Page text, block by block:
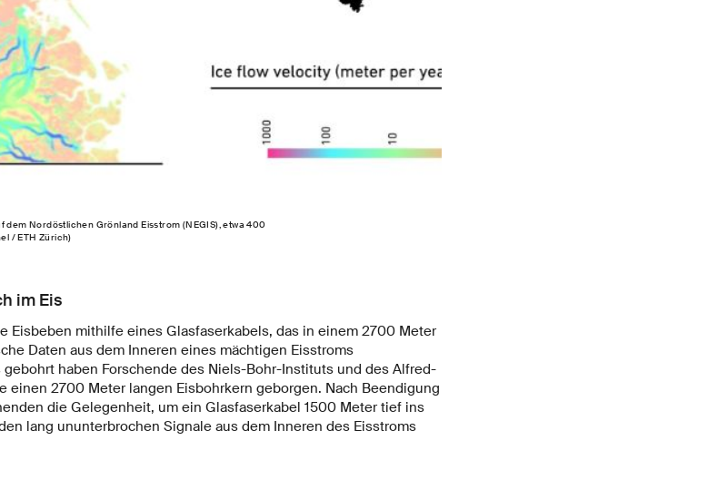
Nordöstlichen Grönland Eisstrom (NEGIS), etwa 400
/ ETH Zürich)
im Eis
Eisbeben mithilfe eines Glasfaserkabels, das in einem 2700 Meter
Daten aus dem Inneren eines mächtigen Eisstroms
haben Forschende des Niels-Bohr-Instituts und des Alfred-
einen 2700 Meter langen Eisbohrkern geborgen. Nach Beendigung
die Gelegenheit, um ein Glasfaserkabel 1500 Meter tief ins
lang ununterbrochen Signale aus dem Inneren des Eisstroms